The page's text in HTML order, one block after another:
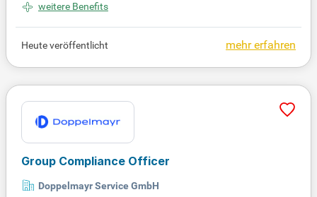
erwaltung.
weitere Benefits
mehr erfahren
Heute veröffentlicht
Group Compliance Officer
Doppelmayr Service GmbH